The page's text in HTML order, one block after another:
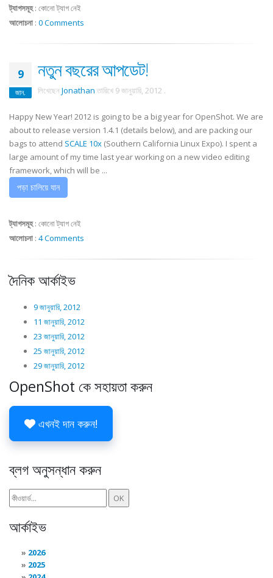
ট্যাগসমূহ: কোনো ট্যাগ নেই
আলোচনা : 0 Comments
9
জান.
নতুন বছরের আপডেট!
লিখেছেন Jonathan তারিখে 9 জানুয়ারি, 2012 .
Happy New Year! 2012 is going to be a big year for OpenShot. We are
about to release version 1.4.1 (details below), and are packing our
bags to attend SCALE 10x (Southern California Linux Expo). I spent a
large amount of my time last year working on a new video editing
framework, which will be ...
পড়া চালিয়ে যান
ট্যাগসমূহ: কোনো ট্যাগ নেই
আলোচনা : 4 Comments
দৈনিক আর্কাইভ
9 জানুয়ারি, 2012
11 জানুয়ারি, 2012
23 জানুয়ারি, 2012
25 জানুয়ারি, 2012
29 জানুয়ারি, 2012
OpenShot কে সহায়তা করুন
এখনই দান করুন!
ব্লগ অনুসন্ধান করুন
আর্কাইভ
2026
2025